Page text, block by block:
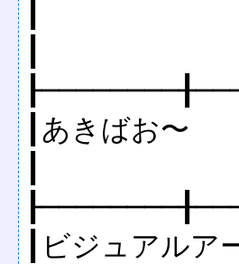
┃
┃あきばお〜
┃ビジュアル